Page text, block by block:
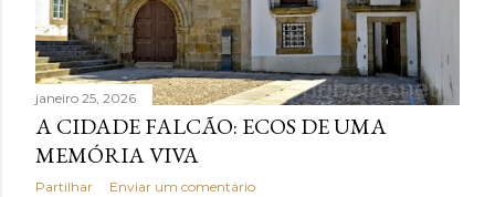
n
s
janeiro 25, 2026
A CIDADE FALCÃO: ECOS DE UMA
MEMÓRIA VIVA
Partilhar Enviar um comentário